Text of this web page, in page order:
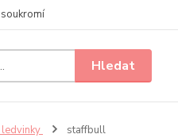
Hledat
staffbull